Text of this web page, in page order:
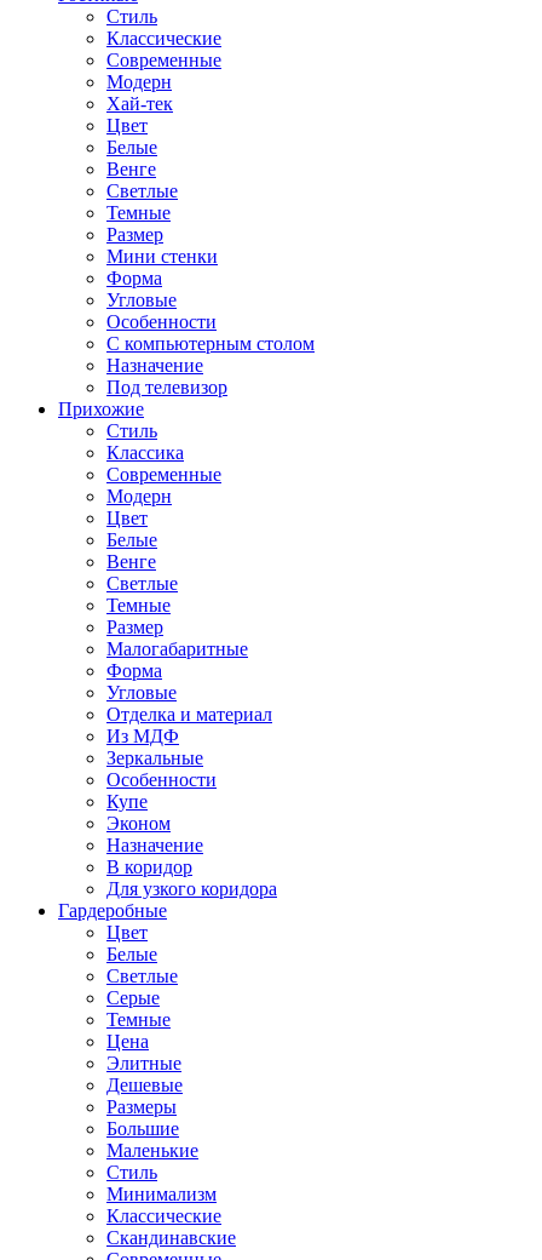
Стиль
Классические
Современные
Модерн
Хай-тек
Цвет
Белые
Венге
Светлые
Темные
Размер
Мини стенки
Форма
Угловые
Особенности
С компьютерным столом
Назначение
Под телевизор
Прихожие
Стиль
Классика
Современные
Модерн
Цвет
Белые
Венге
Светлые
Темные
Размер
Малогабаритные
Форма
Угловые
Отделка и материал
Из МДФ
Зеркальные
Особенности
Купе
Эконом
Назначение
В коридор
Для узкого коридора
Гардеробные
Цвет
Белые
Светлые
Серые
Темные
Цена
Элитные
Дешевые
Размеры
Большие
Маленькие
Стиль
Минимализм
Классические
Скандинавские